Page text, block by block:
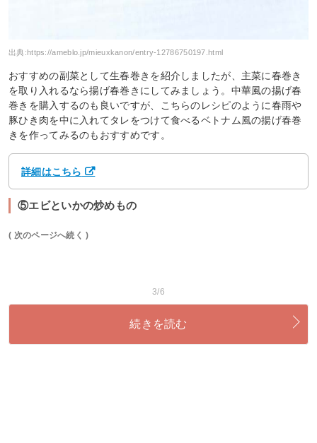
出典:https://ameblo.jp/mieuxkanon/entry-12786750197.html
おすすめの副菜として生春巻きを紹介しましたが、主菜に春巻き
を取り入れるなら揚げ春巻きにしてみましょう。中華風の揚げ春
巻きを購入するのも良いですが、こちらのレシピのように春雨や
豚ひき肉を中に入れてタレをつけて食べるベトナム風の揚げ春巻
きを作ってみるのもおすすめです。
詳細はこちら
⑤エビといかの炒めもの
( 次のページへ続く )
3/6
続きを読む